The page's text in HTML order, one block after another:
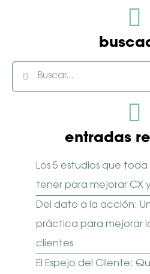
entradas
Los 5 estudios que
tener para mejorar CX
Del dato a la acción:
práctica para mejorar
clientes
El Espejo del Cliente: